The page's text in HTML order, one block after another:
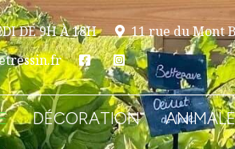
DE 9H À 18H 11 rue du Mont
DÉCORATION